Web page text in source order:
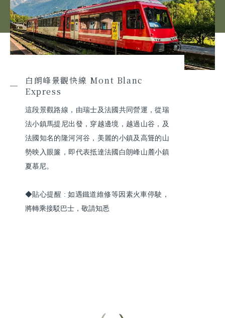
白朗峰景觀快線 Mont Blanc
Express
這段景觀路線，由瑞士及法國共同營運，從瑞
法小鎮馬提尼出發，穿越邊境，越過山谷，及
法國知名的隆河河谷，美麗的小鎮及高聳的山
勢映入眼簾，即代表抵達法國白朗峰山麓小鎮
夏慕尼。
◆貼心提醒 : 如遇鐵道維修等因素火車停駛，
將轉乘接駁巴士，敬請知悉